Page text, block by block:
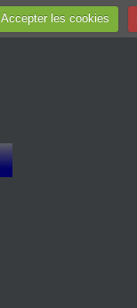
Accepter les cookies